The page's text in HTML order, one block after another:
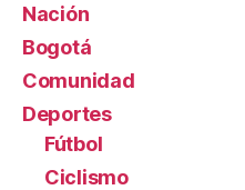
Nación
Bogotá
Comunidad
Deportes
Fútbol
Ciclismo